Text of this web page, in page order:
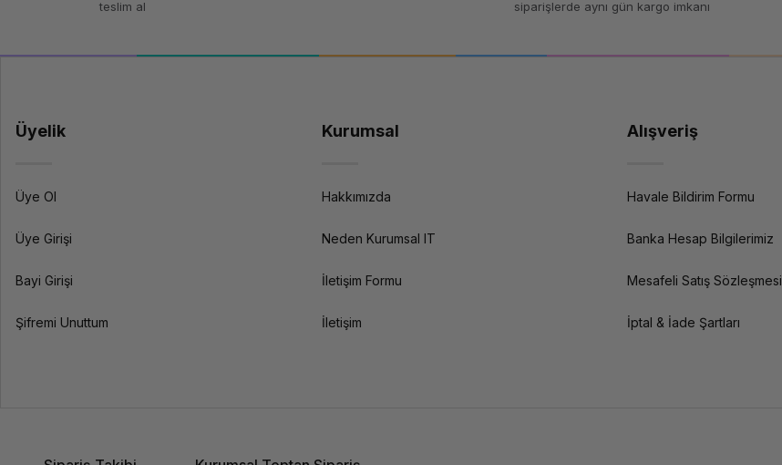
teslim al
siparişlerde aynı gün kargo imkanı
Üyelik
Üye Ol
Üye Girişi
Bayi Girişi
Şifremi Unuttum
Kurumsal
Hakkımızda
Neden Kurumsal IT
İletişim Formu
İletişim
Alışveriş
Havale Bildirim Formu
Banka Hesap Bilgilerimiz
Mesafeli Satış Sözleşmesi
İptal & İade Şartları